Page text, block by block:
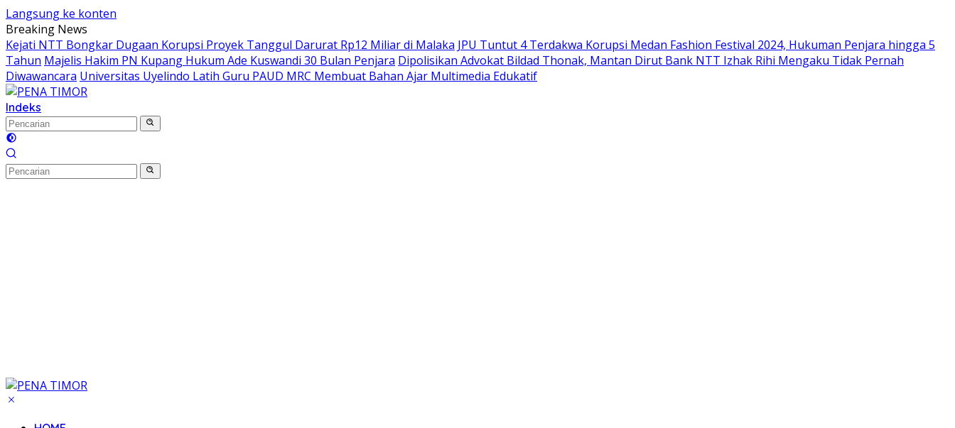
Langsung ke konten
Breaking News
Kejati NTT Bongkar Dugaan Korupsi Proyek Tanggul Darurat Rp12 Miliar di Malaka JPU Tuntut 4 Terdakwa Korupsi Medan Fashion Festival 2024, Hukuman Penjara hingga 5
Tahun Majelis Hakim PN Kupang Hukum Ade Kuswandi 30 Bulan Penjara Dipolisikan Advokat Bildad Thonak, Mantan Dirut Bank NTT Izhak Rihi Mengaku Tidak Pernah
Diwawancara Universitas Uyelindo Latih Guru PAUD MRC Membuat Bahan Ajar Multimedia Edukatif
Indeks